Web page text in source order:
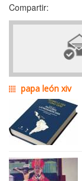
Compartir:
papa león xiv